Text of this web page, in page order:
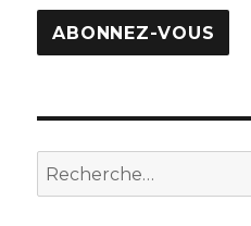
mail
ABONNEZ-VOUS
Recherche
pour